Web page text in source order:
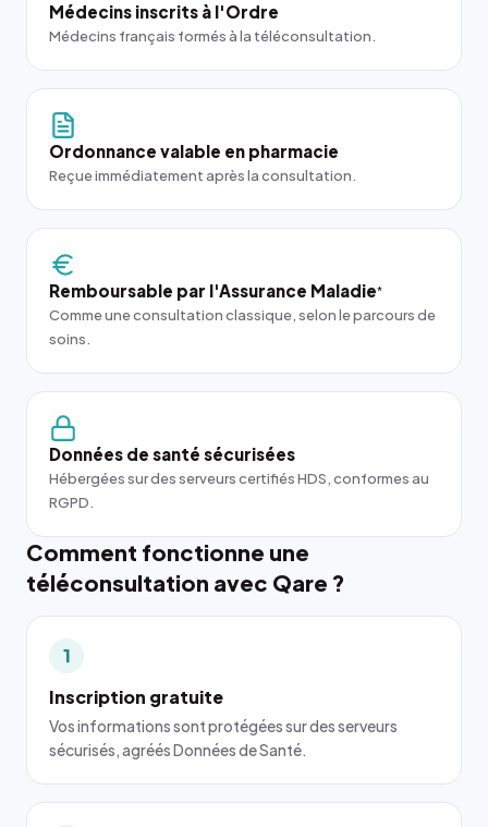
Médecins inscrits à l'Ordre
Médecins français formés à la téléconsultation.
Ordonnance valable en pharmacie
Reçue immédiatement après la consultation.
Remboursable par l'Assurance Maladie*
Comme une consultation classique, selon le parcours de
soins.
Données de santé sécurisées
Hébergées sur des serveurs certifiés HDS, conformes au
RGPD.
Comment fonctionne une
téléconsultation avec Qare ?
1
Inscription gratuite
Vos informations sont protégées sur des serveurs
sécurisés, agréés Données de Santé.